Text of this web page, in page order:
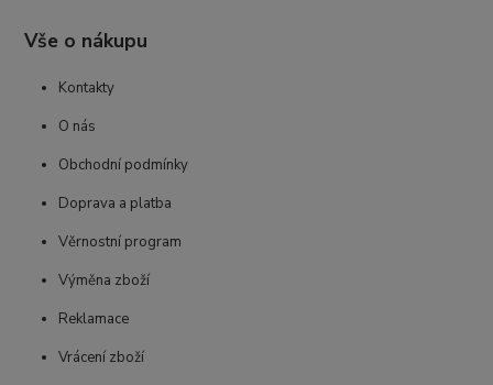
Vše o nákupu
Kontakty
O nás
Obchodní podmínky
Doprava a platba
Věrnostní program
Výměna zboží
Reklamace
Vrácení zboží